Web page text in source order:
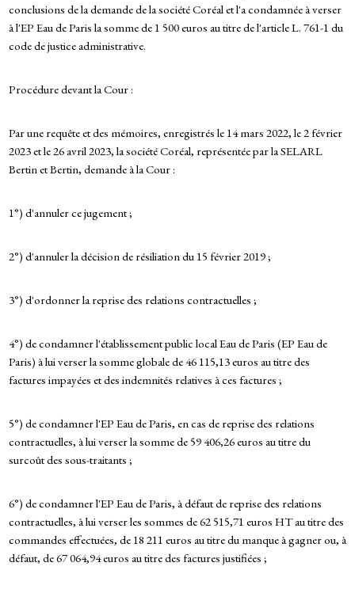
conclusions de la demande de la société Coréal et l'a condamnée à verser
à l'EP Eau de Paris la somme de 1 500 euros au titre de l'article L. 761-1 du
code de justice administrative.
Procédure devant la Cour :
Par une requête et des mémoires, enregistrés le 14 mars 2022, le 2 février
2023 et le 26 avril 2023, la société Coréal, représentée par la SELARL
Bertin et Bertin, demande à la Cour :
1°) d'annuler ce jugement ;
2°) d'annuler la décision de résiliation du 15 février 2019 ;
3°) d'ordonner la reprise des relations contractuelles ;
4°) de condamner l'établissement public local Eau de Paris (EP Eau de
Paris) à lui verser la somme globale de 46 115,13 euros au titre des
factures impayées et des indemnités relatives à ces factures ;
5°) de condamner l'EP Eau de Paris, en cas de reprise des relations
contractuelles, à lui verser la somme de 59 406,26 euros au titre du
surcoût des sous-traitants ;
6°) de condamner l'EP Eau de Paris, à défaut de reprise des relations
contractuelles, à lui verser les sommes de 62 515,71 euros HT au titre des
commandes effectuées, de 18 211 euros au titre du manque à gagner ou, à
défaut, de 67 064,94 euros au titre des factures justifiées ;